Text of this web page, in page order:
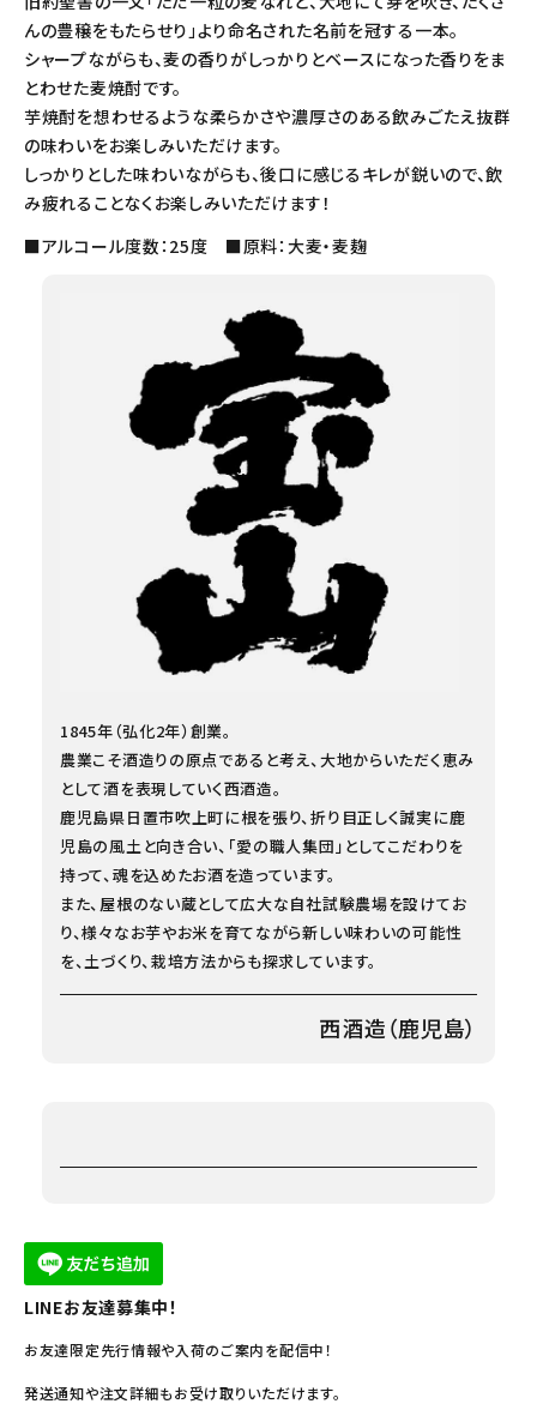
んの豊穣をもたらせり」より命名された名前を冠する一本。
シャープながらも、麦の香りがしっかりとベースになった香りをま
とわせた麦焼酎です。
芋焼酎を想わせるような柔らかさや濃厚さのある飲みごたえ抜群
の味わいをお楽しみいただけます。
しっかりとした味わいながらも、後口に感じるキレが鋭いので、飲
み疲れることなくお楽しみいただけます！
■アルコール度数：25度 ■原料：大麦・麦麹
1845年（弘化2年）創業。
農業こそ酒造りの原点であると考え、大地からいただく恵み
として酒を表現していく西酒造。
鹿児島県日置市吹上町に根を張り、折り目正しく誠実に鹿
児島の風土と向き合い、「愛の職人集団」としてこだわりを
持って、魂を込めたお酒を造っています。
また、屋根のない蔵として広大な自社試験農場を設けてお
り、様々なお芋やお米を育てながら新しい味わいの可能性
を、土づくり、栽培方法からも探求しています。
西酒造（鹿児島）
LINEお友達募集中！
お友達限定先行情報や入荷のご案内を配信中！
発送通知や注文詳細もお受け取りいただけます。